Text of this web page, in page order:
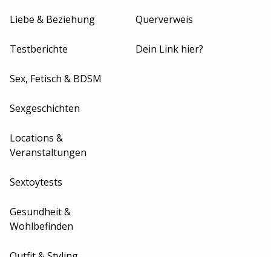
Liebe & Beziehung
Testberichte
Sex, Fetisch & BDSM
Sexgeschichten
Locations &
Veranstaltungen
Sextoytests
Gesundheit &
Wohlbefinden
Querverweis
Dein Link hier?